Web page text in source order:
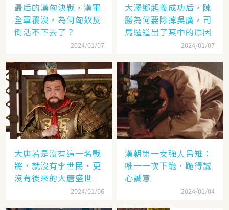
最后的漢匈決戰，漢軍
全軍覆沒，為何匈奴反
倒活不下去了？
2024/01/07
大澤鄉起義成功后，陳
勝為何要除掉吳廣，司
馬遷道出了其中的原因
2024/01/07
大唐若是沒有這一名戰
將，就沒有李世民，更
沒有後來的大唐盛世
2024/01/06
漢朝第一女強人呂雉：
唯一一次下跪，跪得誠
心誠意
2024/01/04